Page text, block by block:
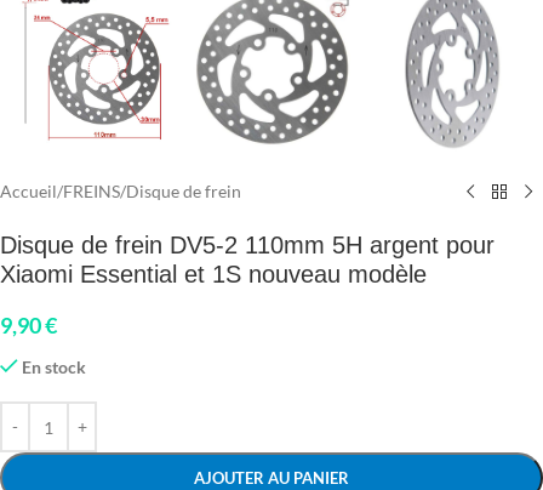
Accueil/FREINS/Disque de frein
Disque de frein DV5-2 110mm 5H argent pour
Xiaomi Essential et 1S nouveau modèle
9,90€
En stock
AJOUTER AU PANIER